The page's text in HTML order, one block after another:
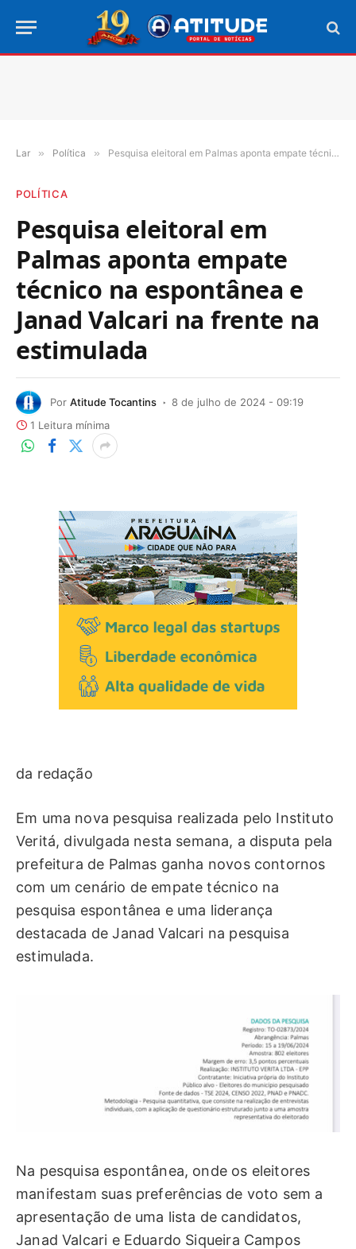
Lar » Política » Pesquisa eleitoral em Palmas aponta empate técnico na espontânea e Janad Valcari na frente na estimulada
POLÍTICA
Pesquisa eleitoral em
Palmas aponta empate
técnico na espontânea e
Janad Valcari na frente na
estimulada
Por Atitude Tocantins
8 de julho de 2024 - 09:19
1 Leitura mínima
da redação
Em uma nova pesquisa realizada pelo Instituto
Veritá, divulgada nesta semana, a disputa pela
prefeitura de Palmas ganha novos contornos
com um cenário de empate técnico na
pesquisa espontânea e uma liderança
destacada de Janad Valcari na pesquisa
estimulada.
Na pesquisa espontânea, onde os eleitores
manifestam suas preferências de voto sem a
apresentação de uma lista de candidatos,
Janad Valcari e Eduardo Siqueira Campos